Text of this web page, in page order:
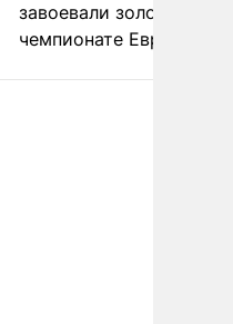
завоевали золото на
чемпионате Европы